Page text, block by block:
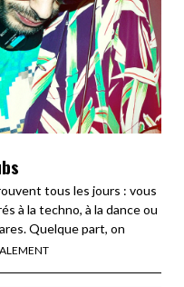
tous les jours : vous
à la techno, à la dance ou
Quelque part, on